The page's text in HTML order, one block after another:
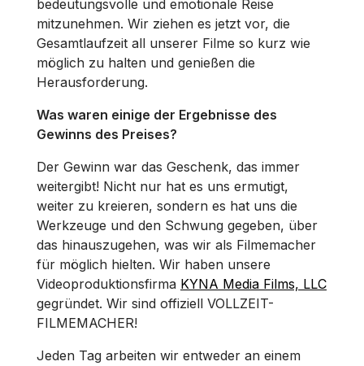
bedeutungsvolle und emotionale Reise
mitzunehmen. Wir ziehen es jetzt vor, die
Gesamtlaufzeit all unserer Filme so kurz wie
möglich zu halten und genießen die
Herausforderung.
Was waren einige der Ergebnisse des
Gewinns des Preises?
Der Gewinn war das Geschenk, das immer
weitergibt! Nicht nur hat es uns ermutigt,
weiter zu kreieren, sondern es hat uns die
Werkzeuge und den Schwung gegeben, über
das hinauszugehen, was wir als Filmemacher
für möglich hielten. Wir haben unsere
Videoproduktionsfirma KYNA Media Films, LLC
gegründet. Wir sind offiziell VOLLZEIT-
FILMEMACHER!
Jeden Tag arbeiten wir entweder an einem